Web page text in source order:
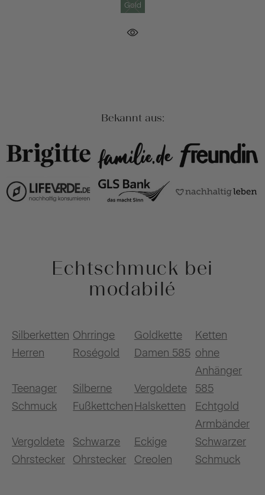
Gold
Bekannt aus:
Echtschmuck bei
modabilé
Silberketten
Herren
Ohrringe
Roségold
Goldkette
Damen 585
Ketten
ohne
Anhänger
Teenager
Schmuck
Silberne
Fußkettchen
Vergoldete
Halsketten
585
Echtgold
Armbänder
Vergoldete
Ohrstecker
Schwarze
Ohrstecker
Eckige
Creolen
Schwarzer
Schmuck